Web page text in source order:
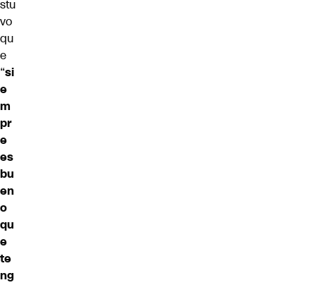
stu
vo
qu
e
“si
e
m
pr
e
es
bu
en
o
qu
e
te
ng